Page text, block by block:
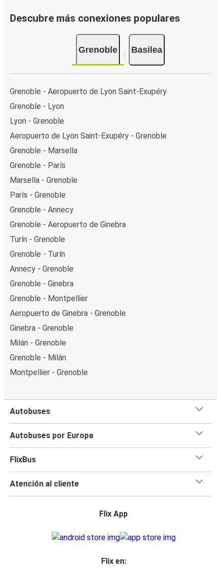
Descubre más conexiones populares
Grenoble Basilea
Grenoble - Aeropuerto de Lyon Saint-Exupéry
Grenoble - Lyon
Lyon - Grenoble
Aeropuerto de Lyon Saint-Exupéry - Grenoble
Grenoble - Marsella
Grenoble - París
Marsella - Grenoble
París - Grenoble
Grenoble - Annecy
Grenoble - Aeropuerto de Ginebra
Turín - Grenoble
Grenoble - Turín
Annecy - Grenoble
Grenoble - Ginebra
Grenoble - Montpellier
Aeropuerto de Ginebra - Grenoble
Ginebra - Grenoble
Milán - Grenoble
Grenoble - Milán
Montpellier - Grenoble
Autobuses
Autobuses por Europa
FlixBus
Atención al cliente
Flix App
Flix en: